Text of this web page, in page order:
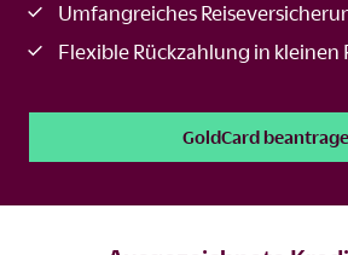
Umfangreiches
Flexible Rückzahlung in kleinen
GoldCard